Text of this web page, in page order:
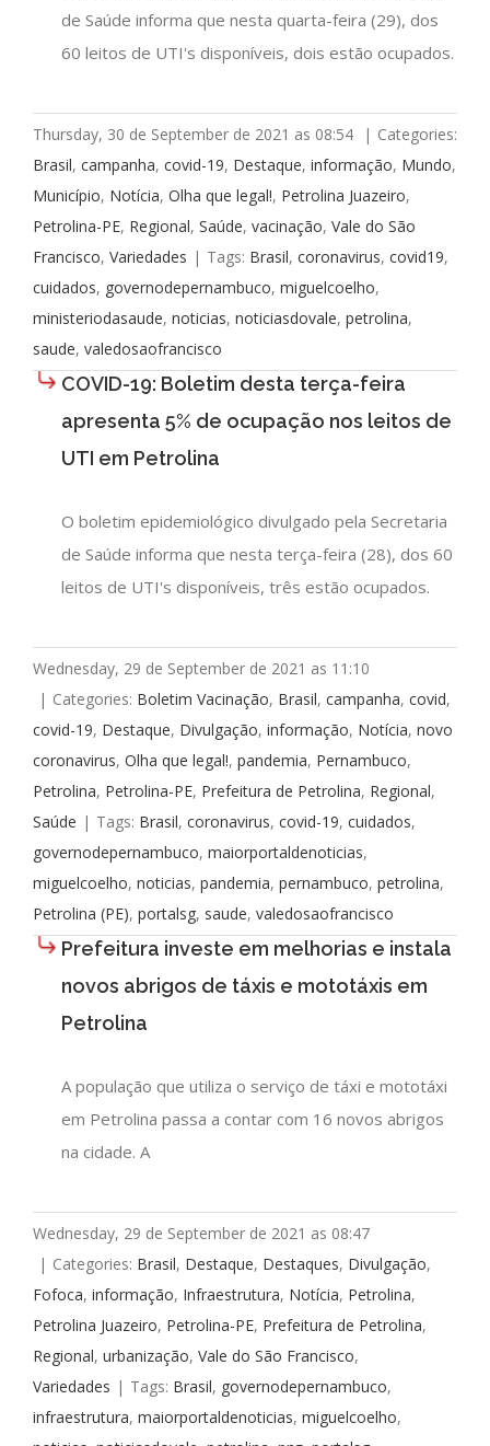
de Saúde informa que nesta quarta-feira (29), dos
60 leitos de UTI's disponíveis, dois estão ocupados.
Thursday, 30 de September de 2021 as 08:54 | Categories:
Brasil, campanha, covid-19, Destaque, informação, Mundo,
Município, Notícia, Olha que legal!, Petrolina Juazeiro,
Petrolina-PE, Regional, Saúde, vacinação, Vale do São
Francisco, Variedades | Tags: Brasil, coronavirus, covid19,
cuidados, governodepernambuco, miguelcoelho,
ministeriodasaude, noticias, noticiasdovale, petrolina,
saude, valedosaofrancisco
COVID-19: Boletim desta terça-feira
apresenta 5% de ocupação nos leitos de
UTI em Petrolina
O boletim epidemiológico divulgado pela Secretaria
de Saúde informa que nesta terça-feira (28), dos 60
leitos de UTI's disponíveis, três estão ocupados.
Wednesday, 29 de September de 2021 as 11:10
| Categories: Boletim Vacinação, Brasil, campanha, covid,
covid-19, Destaque, Divulgação, informação, Notícia, novo
coronavirus, Olha que legal!, pandemia, Pernambuco,
Petrolina, Petrolina-PE, Prefeitura de Petrolina, Regional,
Saúde | Tags: Brasil, coronavirus, covid-19, cuidados,
governodepernambuco, maiorportaldenoticias,
miguelcoelho, noticias, pandemia, pernambuco, petrolina,
Petrolina (PE), portalsg, saude, valedosaofrancisco
Prefeitura investe em melhorias e instala
novos abrigos de táxis e mototáxis em
Petrolina
A população que utiliza o serviço de táxi e mototáxi
em Petrolina passa a contar com 16 novos abrigos
na cidade. A
Wednesday, 29 de September de 2021 as 08:47
| Categories: Brasil, Destaque, Destaques, Divulgação,
Fofoca, informação, Infraestrutura, Notícia, Petrolina,
Petrolina Juazeiro, Petrolina-PE, Prefeitura de Petrolina,
Regional, urbanização, Vale do São Francisco,
Variedades | Tags: Brasil, governodepernambuco,
infraestrutura, maiorportaldenoticias, miguelcoelho,